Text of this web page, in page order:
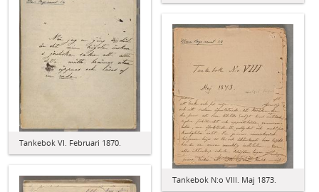
Tankebok VI. Februari 1870.
Tankebok N:o VIII. Maj 1873.